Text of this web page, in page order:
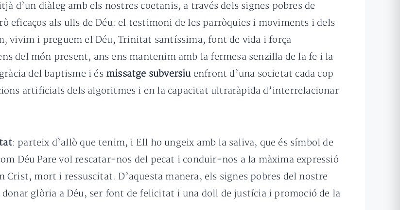
d’un diàleg amb els nostres coetanis, a través dels signes pobres de
eficaços als ulls de Déu: el testimoni de les parròquies i moviments i dels
vivim i preguem el Déu, Trinitat santíssima, font de vida i força
del món present, ans ens mantenim amb la fermesa senzilla de la fe i la
del baptisme i és missatge subversiuenfront d’una societat cada cop
artificials dels algoritmes i en la capacitat ultraràpida d’interrelacionar
: parteix d’allò que tenim, i Ell ho ungeix amb la saliva, que és símbol de
Déu Pare vol rescatar-nos del pecat i conduir-nos a la màxima expressió
Crist, mort i ressuscitat. D’aquesta manera, els signes pobres del nostre
glòria a Déu, ser font de felicitat i una doll de justícia i promoció de la